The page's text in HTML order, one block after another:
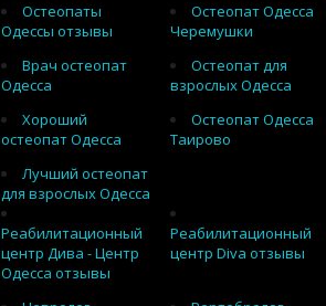
Остеопаты
Одессы отзывы
Остеопат Одесса
Черемушки
Врач остеопат
Одесса
Остеопат для
взрослых Одесса
Хороший
остеопат Одесса
Остеопат Одесса
Таирово
Лучший остеопат
для взрослых Одесса
Реабилитационный
центр Дива - Центр
Одесса отзывы
Реабилитационный
центр Diva отзывы